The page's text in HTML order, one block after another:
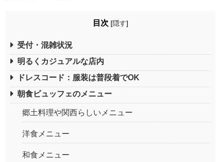
目次 [隠す]
受付・混雑状況
明るくカジュアルな店内
ドレスコード：服装は普段着でOK
朝食ビュッフェのメニュー
郷土料理や関西らしいメニュー
洋食メニュー
和食メニュー